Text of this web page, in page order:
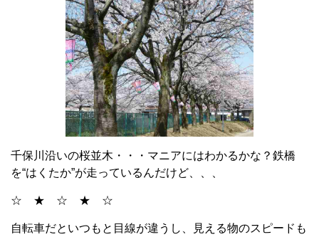
千保川沿いの桜並木・・・マニアにはわかるかな？鉄橋
を“はくたか”が走っているんだけど、、、
☆ ★ ☆ ★ ☆
自転車だといつもと目線が違うし、見える物のスピードも